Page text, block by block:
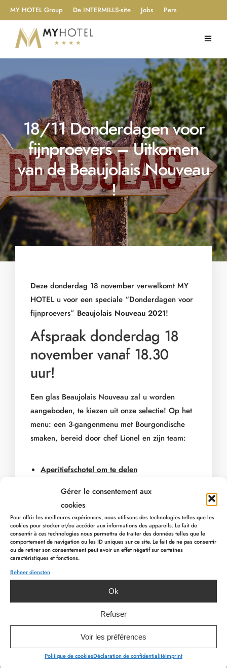
Gérer le consentement aux
cookies
Pour offrir les meilleures expériences, nous utilisons des technologies telles que les
cookies pour stocker et/ou accéder aux informations des appareils. Le fait de
consentir à ces technologies nous permettra de traiter des données telles que le
comportement de navigation ou les ID uniques sur ce site. Le fait de ne pas consentir
ou de retirer son consentement peut avoir un effet négatif sur certaines
caractéristiques et fonctions.
Beheer diensten
Ok
Refuser
Voir les préférences
Politique de cookiesDéclaration de confidentialitéImprint
MY HOTEL Group De INTERMILLS-site Jobs Pers
18/11 Donderdagen voor
fijnproevers – Uitkomen
van de Beaujolais Nouveau
!
Deze donderdag 18 november verwelkomt MY
HOTEL u voor een speciale “Donderdagen voor
fijnproevers” Beaujolais Nouveau 2021!
Afspraak donderdag 18
november vanaf 18.30
uur!
Een glas Beaujolais Nouveau zal u worden
aangeboden, te kiezen uit onze selectie! Op het
menu: een 3-gangenmenu met Bourgondische
smaken, bereid door chef Lionel en zijn team:
Aperitiefschotel om te delen
Bourgogne Terroir
Assortiment van desserts
Prijs :39€ pp
> En om uw maaltijd te verrijken, kiest u uit onze
selectie van Bourgondische wijnen!
info@myhotel.be
PREVIOUS ARTICLE NEXT ARTICLE